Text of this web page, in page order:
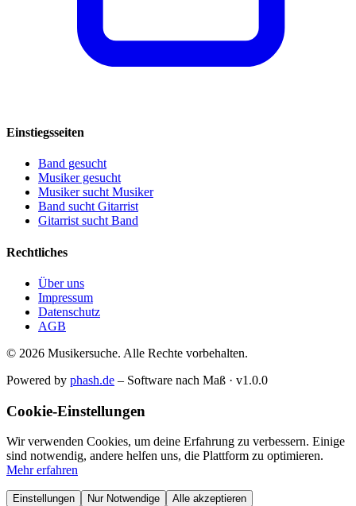
Einstiegsseiten
Band gesucht
Musiker gesucht
Musiker sucht Musiker
Band sucht Gitarrist
Gitarrist sucht Band
Rechtliches
Über uns
Impressum
Datenschutz
AGB
© 2026 Musikersuche. Alle Rechte vorbehalten.
Powered by phash.de – Software nach Maß · v1.0.0
Cookie-Einstellungen
Wir verwenden Cookies, um deine Erfahrung zu verbessern. Einige
sind notwendig, andere helfen uns, die Plattform zu optimieren.
Mehr erfahren
Einstellungen Nur Notwendige Alle akzeptieren